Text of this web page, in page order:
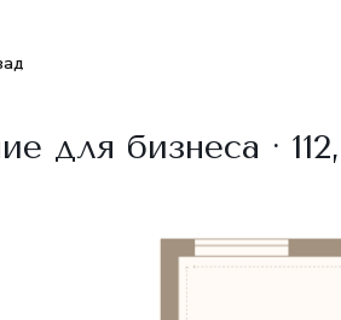
для бизнеса ·